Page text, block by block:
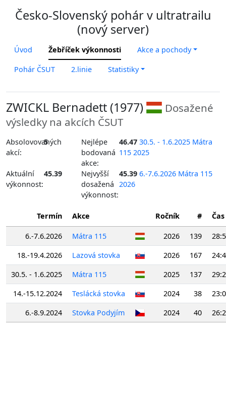
Česko-Slovenský pohár v ultratrailu
(nový server)
Úvod Žebříček výkonnosti Akce a pochody
Pohár ČSUT 2.linie Statistiky
ZWICKL Bernadett (1977)
Dosažené
výsledky na akcích ČSUT
Absolovovaných
akcí:
5
Nejlépe
bodovaná
akce:
46.47 30.5. - 1.6.2025 Mátra
115 2025
Aktuální
výkonnost:
45.39
Nejvyšší
dosažená
výkonnost:
45.39 6.-7.6.2026 Mátra 115
2026
Termín Akce Ročník # Čas
6.-7.6.2026 Mátra 115 2026 139
18.-19.4.2026
Lazová stovka 2026 167
30.5. - 1.6.2025
Mátra 115 2025 137
14.-15.12.2024
Teslácká stovka 2024 38
6.-8.9.2024
Stovka Podyjím 2024 40